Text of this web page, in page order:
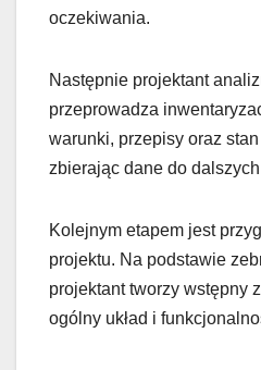
oczekiwania.
Następnie projektant
przeprowadza
warunki, przepisy oraz
zbierając dane do
Kolejnym etapem jest
projektu. Na podstawie
projektant tworzy wstępny
ogólny układ i